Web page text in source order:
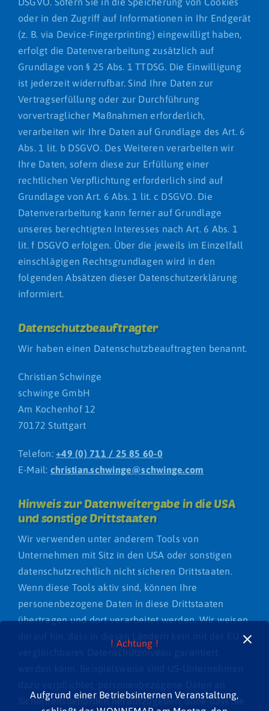
oder in den Zugriff auf Informationen in Ihr Endgerät
(z. B. via Device-Fingerprinting) eingewilligt haben,
erfolgt die Datenverarbeitung zusätzlich auf
Grundlage von § 25 Abs. 1 TTDSG. Die Einwilligung
ist jederzeit widerrufbar. Sind Ihre Daten zur
Vertragserfüllung oder zur Durchführung
vorvertraglicher Maßnahmen erforderlich,
verarbeiten wir Ihre Daten auf Grundlage des Art. 6
Abs. 1 lit. b DSGVO. Des Weiteren verarbeiten wir
Ihre Daten, sofern diese zur Erfüllung einer
rechtlichen Verpflichtung erforderlich sind auf
Grundlage von Art. 6 Abs. 1 lit. c DSGVO. Die
Datenverarbeitung kann ferner auf Grundlage
unseres berechtigten Interesses nach Art. 6 Abs. 1
lit. f DSGVO erfolgen. Über die jeweils im Einzelfall
einschlägigen Rechtsgrundlagen wird in den
folgenden Absätzen dieser Datenschutzerklärung
informiert.
Datenschutz­beauftragter
Wir haben einen Datenschutzbeauftragten benannt.
Christian Schwinge
schwinge GmbH
Am Kochenhof 12
70172 Stuttgart
Telefon:+49 (0) 711 / 25 85 60-0
E-Mail: christian.schwinge@schwinge.com
Hinweis zur Datenweitergabe in die USA
und sonstige Drittstaaten
Wir verwenden unter anderem Tools von
Unternehmen mit Sitz in den USA oder sonstigen
datenschutzrechtlich nicht sicheren Drittstaaten.
Wenn diese Tools aktiv sind, können Ihre
personenbezogene Daten in diese Drittstaaten
übertragen und dort verarbeitet werden. Wir weisen
vergleichbares Datenschutzniveau garantiert
Sicherheitsbehörden herauszugeben, ohne dass Sie
! Achtung !
Aufgrund einer Betriebsinternen Veranstaltung,